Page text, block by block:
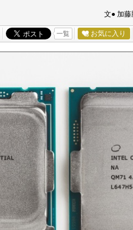
文● 加
一覧 お気に入り